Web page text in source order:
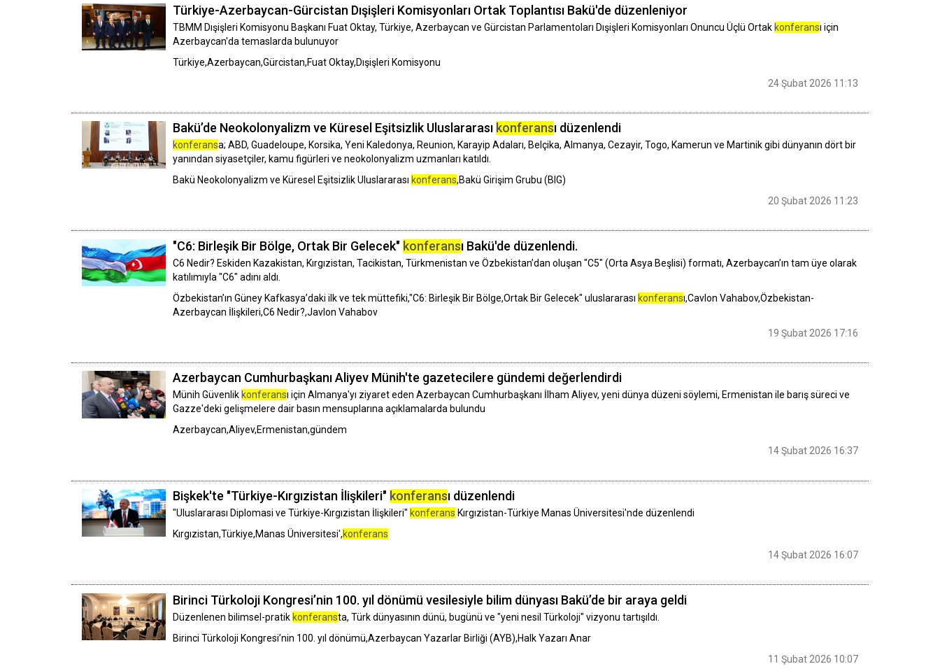
Türkiye-Azerbaycan-Gürcistan Dışişleri Komisyonları Ortak Toplantısı Bakü'de düzenleniyor
TBMM Dışişleri Komisyonu Başkanı Fuat Oktay, Türkiye, Azerbaycan ve Gürcistan Parlamentoları Dışişleri Komisyonları Onuncu Üçlü Ortak konferansı için
Azerbaycan'da temaslarda bulunuyor
Türkiye,Azerbaycan,Gürcistan,Fuat Oktay,Dışişleri Komisyonu
24 Şubat 2026 11:13
Bakü’de Neokolonyalizm ve Küresel Eşitsizlik Uluslararası konferansı düzenlendi
konferansa; ABD, Guadeloupe, Korsika, Yeni Kaledonya, Reunion, Karayip Adaları, Belçika, Almanya, Cezayir, Togo, Kamerun ve Martinik gibi dünyanın dört bir
yanından siyasetçiler, kamu figürleri ve neokolonyalizm uzmanları katıldı.
Bakü Neokolonyalizm ve Küresel Eşitsizlik Uluslararası konferans,Bakü Girişim Grubu (BIG)
20 Şubat 2026 11:23
"C6: Birleşik Bir Bölge, Ortak Bir Gelecek" konferansı Bakü'de düzenlendi.
C6 Nedir? Eskiden Kazakistan, Kırgızistan, Tacikistan, Türkmenistan ve Özbekistan’dan oluşan "C5" (Orta Asya Beşlisi) formatı, Azerbaycan’ın tam üye olarak
katılımıyla "C6" adını aldı.
Özbekistan’ın Güney Kafkasya’daki ilk ve tek müttefiki,"C6: Birleşik Bir Bölge,Ortak Bir Gelecek" uluslararası konferansı,Cavlon Vahabov,Özbekistan-
Azerbaycan İlişkileri,C6 Nedir?,Javlon Vahabov
19 Şubat 2026 17:16
Azerbaycan Cumhurbaşkanı Aliyev Münih'te gazetecilere gündemi değerlendirdi
Münih Güvenlik konferansı için Almanya'yı ziyaret eden Azerbaycan Cumhurbaşkanı İlham Aliyev, yeni dünya düzeni söylemi, Ermenistan ile barış süreci ve
Gazze'deki gelişmelere dair basın mensuplarına açıklamalarda bulundu
Azerbaycan,Aliyev,Ermenistan,gündem
14 Şubat 2026 16:37
Bişkek'te "Türkiye-Kırgızistan İlişkileri" konferansı düzenlendi
"Uluslararası Diplomasi ve Türkiye-Kırgızistan İlişkileri" konferans Kırgızistan-Türkiye Manas Üniversitesi'nde düzenlendi
Kırgızistan,Türkiye,Manas Üniversitesi',konferans
14 Şubat 2026 16:07
Birinci Türkoloji Kongresi’nin 100. yıl dönümü vesilesiyle bilim dünyası Bakü’de bir araya geldi
Düzenlenen bilimsel-pratikkonferansta, Türk dünyasının dünü, bugünü ve "yeni nesil Türkoloji" vizyonu tartışıldı.
Birinci Türkoloji Kongresi’nin 100. yıl dönümü,Azerbaycan Yazarlar Birliği (AYB),Halk Yazarı Anar
11 Şubat 2026 10:07